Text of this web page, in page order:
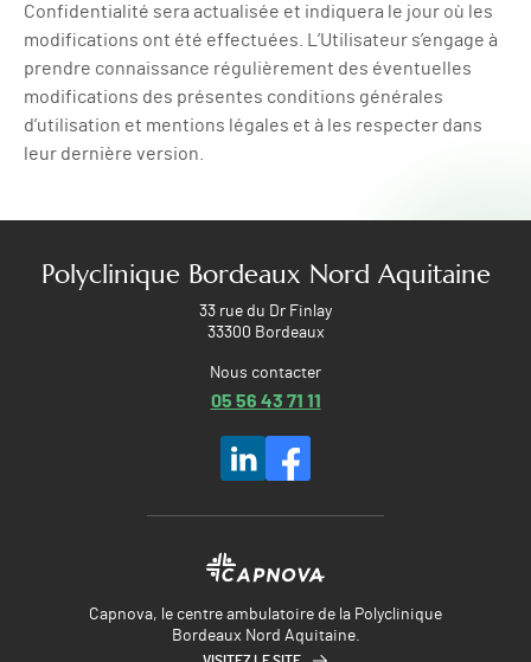
Confidentialité sera actualisée et indiquera le jour où les
modifications ont été effectuées. L’Utilisateur s’engage à
prendre connaissance régulièrement des éventuelles
modifications des présentes conditions générales
d’utilisation et mentions légales et à les respecter dans
leur dernière version.
Polyclinique Bordeaux Nord Aquitaine
33 rue du Dr Finlay
33300 Bordeaux
Nous contacter
05 56 43 71 11
Capnova, le centre ambulatoire de la Polyclinique
Bordeaux Nord Aquitaine.